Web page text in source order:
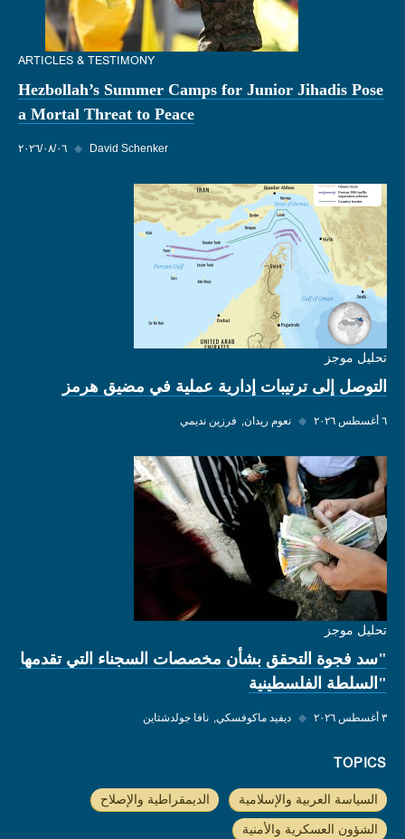
ARTICLES & TESTIMONY
Hezbollah’s Summer Camps for Junior Jihadis Pose
a Mortal Threat to Peace
٠٦‏/٠٨‏/٢٠٢٦ ◆ David Schenker
تحليل موجز
التوصل إلى ترتيبات إدارية عملية في مضيق هرمز
٦ أغسطس ٢٠٢٦ ◆ نعوم ريدان فرزين نديمي
تحليل موجز
"سد فجوة التحقق بشأن مخصصات السجناء التي تقدمها
"السلطة الفلسطينية
٣ أغسطس ٢٠٢٦ ◆ ديفيد ماكوفسكي نافا جولدشتاين
TOPICS
السياسة العربية والإسلامية الديمقراطية والإصلاح
الشؤون العسكرية والأمنية